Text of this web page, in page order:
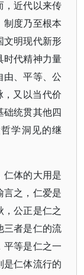
，近代以来传
度乃至根本
文明现代新形
时代精神力量
由、平等、公
，又以当代价
统贯其他四
学洞见的继
仁体的大用是
之，仁爱是
公正是仁之
三者是仁的流
等是仁之一
仁体流行的